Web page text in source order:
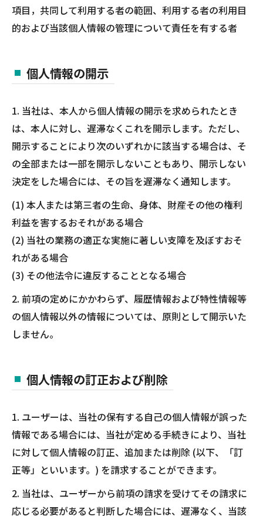
項目，共同して利用する者の範囲、利用する者の利用目
的および当該個人情報の管理について責任を有する者
個人情報の開示
1. 当社は、本人から個人情報の開示を求められたとき
は、本人に対し、遅滞なくこれを開示します。ただし、
開示することにより次のいずれかに該当する場合は、そ
の全部または一部を開示しないこともあり、開示しない
決定をした場合には、その旨を遅滞なく通知します。
(1) 本人または第三者の生命、身体、財産その他の権利
利益を害するおそれがある場合
(2) 当社の業務の適正な実施に著しい支障を及ぼすおそ
れがある場合
(3) その他法令に違反することとなる場合
2. 前項の定めにかかわらず、履歴情報および特性情報等
の個人情報以外の情報については、原則として開示いた
しません。
個人情報の訂正および削除
1. ユーザーは、当社の保有する自己の個人情報が誤った
情報である場合には、当社が定める手続きにより、当社
に対して個人情報の訂正、追加または削除 (以下、「訂
正等」といいます。) を請求することができます。
2. 当社は、ユーザーから前項の請求を受けてその請求に
応じる必要があると判断した場合には、遅滞なく、当該